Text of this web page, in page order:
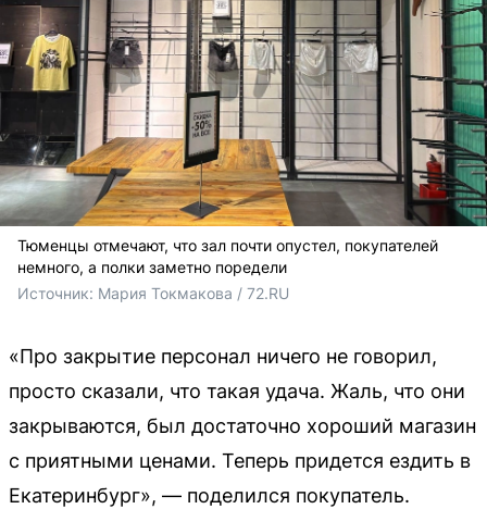
Тюменцы отмечают, что зал почти опустел, покупателей
немного, а полки заметно поредели
Источник: Мария Токмакова / 72.RU
«Про закрытие персонал ничего не говорил,
просто сказали, что такая удача. Жаль, что они
закрываются, был достаточно хороший магазин
с приятными ценами. Теперь придется ездить в
Екатеринбург», — поделился покупатель.